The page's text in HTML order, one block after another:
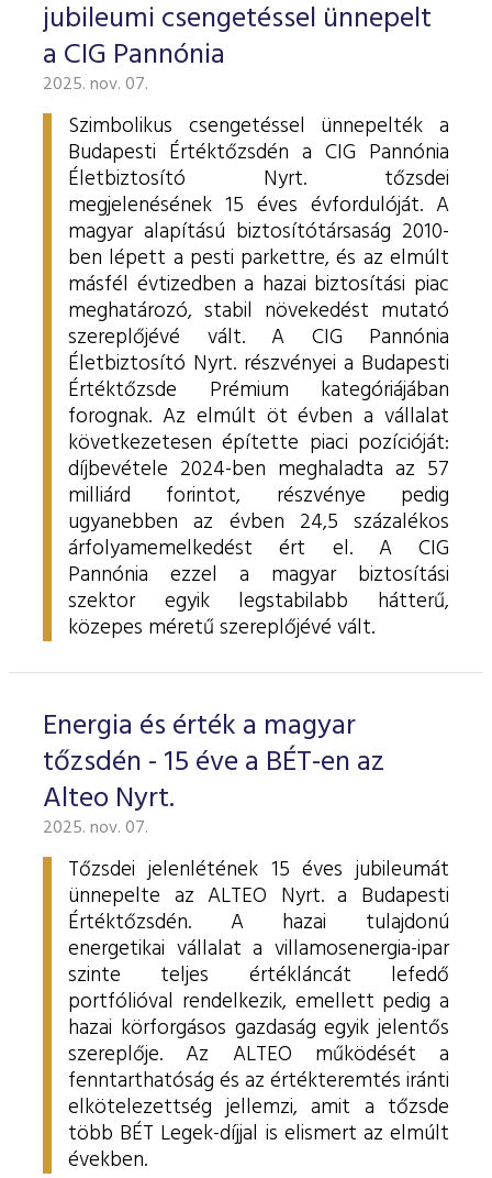
jubileumi csengetéssel ünnepelt
a CIG Pannónia
2025. nov. 07.
Szimbolikus csengetéssel ünnepelték a
Budapesti Értéktőzsdén a CIG Pannónia
Életbiztosító Nyrt. tőzsdei
megjelenésének 15 éves évfordulóját. A
magyar alapítású biztosítótársaság 2010-
ben lépett a pesti parkettre, és az elmúlt
másfél évtizedben a hazai biztosítási piac
meghatározó, stabil növekedést mutató
szereplőjévé vált. A CIG Pannónia
Életbiztosító Nyrt. részvényei a Budapesti
Értéktőzsde Prémium kategóriájában
forognak. Az elmúlt öt évben a vállalat
következetesen építette piaci pozícióját:
díjbevétele 2024-ben meghaladta az 57
milliárd forintot, részvénye pedig
ugyanebben az évben 24,5 százalékos
árfolyamemelkedést ért el. A CIG
Pannónia ezzel a magyar biztosítási
szektor egyik legstabilabb hátterű,
közepes méretű szereplőjévé vált.
Energia és érték a magyar
tőzsdén - 15 éve a BÉT-en az
Alteo Nyrt.
2025. nov. 07.
Tőzsdei jelenlétének 15 éves jubileumát
ünnepelte az ALTEO Nyrt. a Budapesti
Értéktőzsdén. A hazai tulajdonú
energetikai vállalat a villamosenergia-ipar
szinte teljes értékláncát lefedő
portfólióval rendelkezik, emellett pedig a
hazai körforgásos gazdaság egyik jelentős
szereplője. Az ALTEO működését a
fenntarthatóság és az értékteremtés iránti
elkötelezettség jellemzi, amit a tőzsde
több BÉT Legek-díjjal is elismert az elmúlt
években.